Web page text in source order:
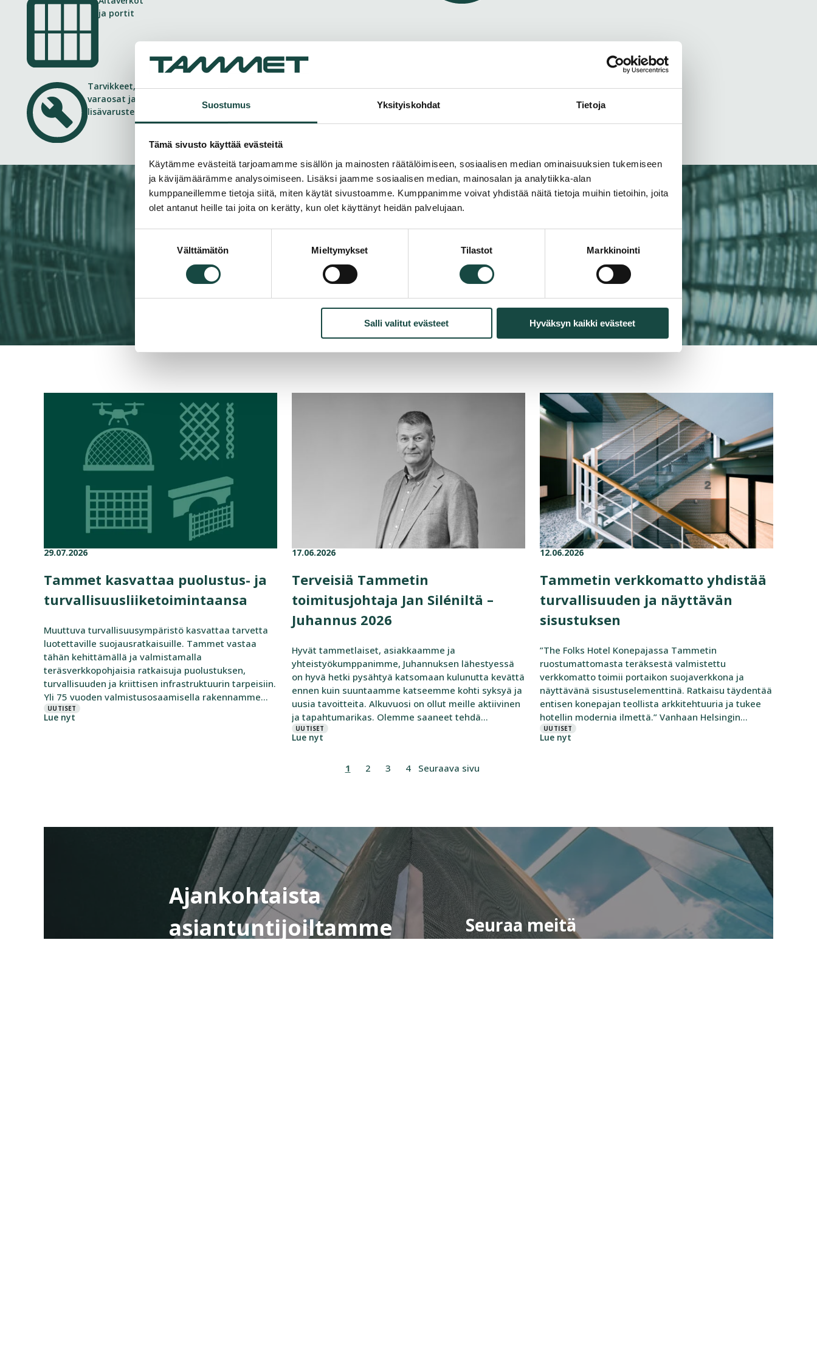
Suostumus Yksityiskohdat Tietoja
Tämä sivusto käyttää evästeitä
Käytämme evästeitä tarjoamamme sisällön ja mainosten räätälöimiseen, sosiaalisen median ominaisuuksien tukemiseen
ja kävijämäärämme analysoimiseen. Lisäksi jaamme sosiaalisen median, mainosalan ja analytiikka-alan
kumppaneillemme tietoja siitä, miten käytät sivustoamme. Kumppanimme voivat yhdistää näitä tietoja muihin tietoihin, joita
olet antanut heille tai joita on kerätty, kun olet käyttänyt heidän palvelujaan.
Välttämätön Mieltymykset Tilastot Markkinointi
Salli valitut evästeet Hyväksyn kaikki evästeet
ja portit
Tarvikkeet,
varaosat ja
lisävarusteet
puolustus-
liiketoimintaansa
Published on:
29.07.2026
Tammet kasvattaa puolustus- ja
turvallisuus­liiketoimintaansa
Muuttuva turvallisuusympäristö kasvattaa tarvetta
luotettaville suojausratkaisuille. Tammet vastaa
tähän kehittämällä ja valmistamalla
teräsverkkopohjaisia ratkaisuja puolustuksen,
turvallisuuden ja kriittisen infrastruktuurin tarpeisiin.
Yli 75 vuoden valmistusosaamisella rakennamme
ratkaisuja, jotka suojaavat henkilöstöä, kalustoa ja
yhteiskunnan kannalta keskeisiä kohteita vaativissa
Categories:
UUTISET
Lue nyt
Published on:
17.06.2026
Terveisiä Tammetin
toimitusjohtaja Jan Siléniltä –
Juhannus 2026
Hyvät tammetlaiset, asiakkaamme ja
yhteistyökumppanimme, Juhannuksen lähestyessä
on hyvä hetki pysähtyä katsomaan kulunutta kevättä
ennen kuin suuntaamme katseemme kohti syksyä ja
uusia tavoitteita. Alkuvuosi on ollut meille aktiivinen
ja tapahtumarikas. Olemme saaneet tehdä
merkityksellistä työtä asiakkaidemme kanssa,
kehittää palveluitamme sekä edistää uusia
saaneet varmistettua merkittäviä projekteja myös
Categories:
UUTISET
Lue nyt
Read
article:
Tammetin
verkkomatto
turvallisuuden
näyttävän
sisustuksen
Published on:
12.06.2026
Tammetin verkkomatto yhdistää
turvallisuuden ja näyttävän
sisustuksen
”The Folks Hotel Konepajassa Tammetin
ruostumattomasta teräksestä valmistettu
verkkomatto toimii portaikon suojaverkkona ja
näyttävänä sisustuselementtinä. Ratkaisu täydentää
entisen konepajan teollista arkkitehtuuria ja tukee
hotellin modernia ilmettä.” Vanhaan Helsingin
Konepajaan rakennettu The Folks Hotel Konepaja on
esimerkki siitä, kuinka historialliset
Categories:
UUTISET
Lue nyt
1 2 3 4 Seuraava sivu
Ajankohtaista
asiantuntijoiltamme
Seuraa meitä